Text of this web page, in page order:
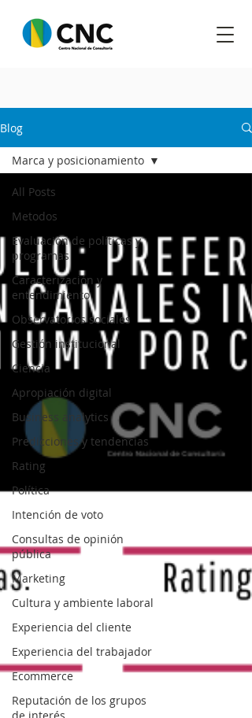
Blog
All Posts
Metodos
Evaluación de políticas y
programas
Caracterización y
entendimiento
Observatorios sociales
Gestión institucional
Ciencia
Apropiación digital
Business analytics
Predicciones y tendencias
Rating
Política
Intención de voto
Consultas de opinión
pública
Marketing
Cultura y ambiente laboral
Experiencia del cliente
Experiencia del trabajador
Ecommerce
Reputación de los grupos
Marca y posicionamiento